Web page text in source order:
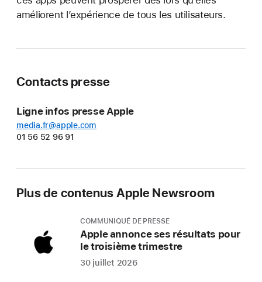
améliorent l’expérience de tous les utilisateurs.
Contacts presse
Ligne infos presse Apple
media.fr@apple.com
01 56 52 96 91
Plus de contenus Apple Newsroom
COMMUNIQUÉ DE PRESSE
Apple annonce ses résultats pour
le troisième trimestre
30 juillet 2026